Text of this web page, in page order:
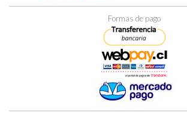
Formas de pago